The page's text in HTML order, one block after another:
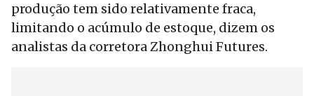
produção tem sido relativamente fraca,
limitando o acúmulo de estoque, dizem os
analistas da corretora Zhonghui Futures.